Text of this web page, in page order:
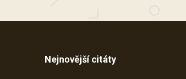
Nejnovější citáty